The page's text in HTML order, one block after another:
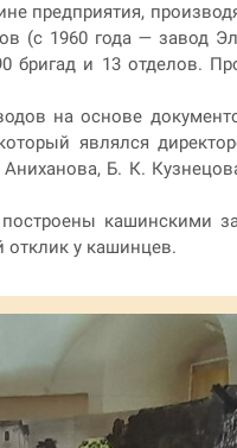
предприятия,
(с 1960 года — завод
бригад и 13 отделов.
на основе
являлся
Б. К.
кашинскими
отклик у кашинцев.